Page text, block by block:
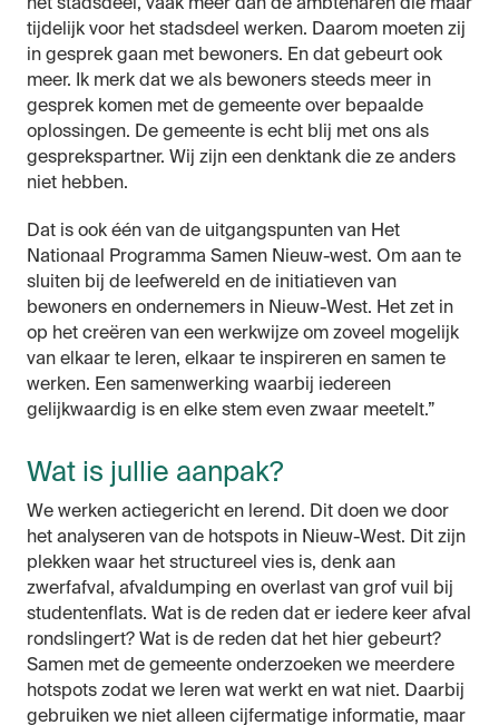
het stadsdeel, vaak meer dan de ambtenaren die maar
tijdelijk voor het stadsdeel werken. Daarom moeten zij
in gesprek gaan met bewoners. En dat gebeurt ook
meer. Ik merk dat we als bewoners steeds meer in
gesprek komen met de gemeente over bepaalde
oplossingen. De gemeente is echt blij met ons als
gesprekspartner. Wij zijn een denktank die ze anders
niet hebben.
Dat is ook één van de uitgangspunten van Het
Nationaal Programma Samen Nieuw-west. Om aan te
sluiten bij de leefwereld en de initiatieven van
bewoners en ondernemers in Nieuw-West. Het zet in
op het creëren van een werkwijze om zoveel mogelijk
van elkaar te leren, elkaar te inspireren en samen te
werken. Een samenwerking waarbij iedereen
gelijkwaardig is en elke stem even zwaar meetelt.”
Wat is jullie aanpak?
We werken actiegericht en lerend. Dit doen we door
het analyseren van de hotspots in Nieuw-West. Dit zijn
plekken waar het structureel vies is, denk aan
zwerfafval, afvaldumping en overlast van grof vuil bij
studentenflats. Wat is de reden dat er iedere keer afval
rondslingert? Wat is de reden dat het hier gebeurt?
Samen met de gemeente onderzoeken we meerdere
hotspots zodat we leren wat werkt en wat niet. Daarbij
gebruiken we niet alleen cijfermatige informatie, maar